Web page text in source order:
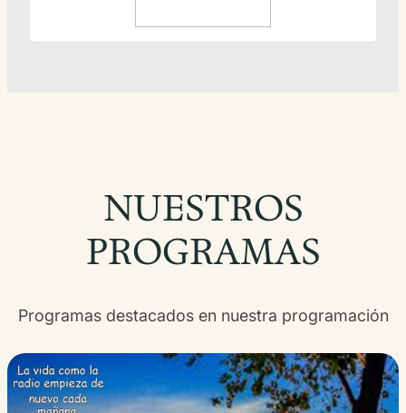
NUESTROS
PROGRAMAS
Programas destacados en nuestra programación